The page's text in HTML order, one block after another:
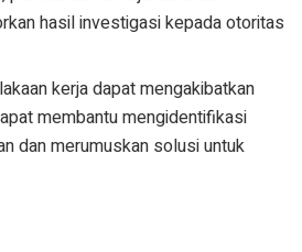
hasil investigasi kepada otoritas
kerja dapat mengakibatkan
membantu mengidentifikasi
dan merumuskan solusi untuk